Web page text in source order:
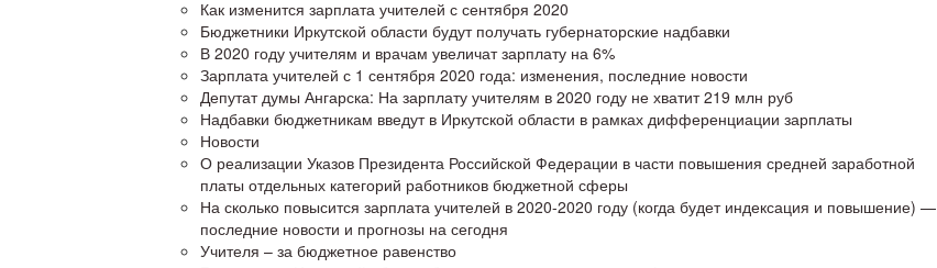
Как изменится зарплата учителей с сентября 2020
Бюджетники Иркутской области будут получать губернаторские надбавки
В 2020 году учителям и врачам увеличат зарплату на 6%
Зарплата учителей с 1 сентября 2020 года: изменения, последние новости
Депутат думы Ангарска: На зарплату учителям в 2020 году не хватит 219 млн руб
Надбавки бюджетникам введут в Иркутской области в рамках дифференциации зарплаты
Новости
О реализации Указов Президента Российской Федерации в части повышения средней заработной
платы отдельных категорий работников бюджетной сферы
На сколько повысится зарплата учителей в 2020-2020 году (когда будет индексация и повышение) —
последние новости и прогнозы на сегодня
Учителя – за бюджетное равенство